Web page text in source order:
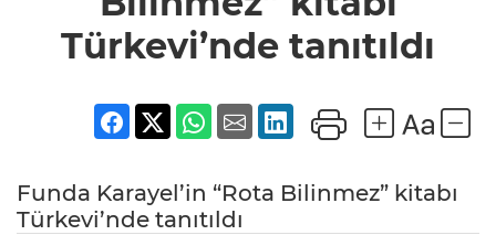
Türkevi’nde tanıtıldı
Funda Karayel’in “Rota Bilinmez” kitabı
Türkevi’nde tanıtıldı